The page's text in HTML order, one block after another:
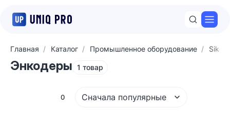
Главная Каталог Промышленное оборудование Siko
Энкодеры 1 товар
0 Сначала популярные